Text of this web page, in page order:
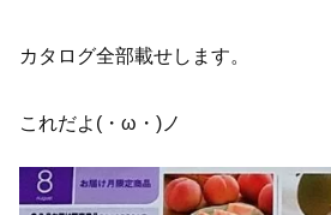
カタログ全部載せします。
これだよ(・ω・)ノ